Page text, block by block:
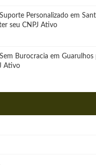
Personalizado em
seu CNPJ Ativo
Burocracia em
Ativo